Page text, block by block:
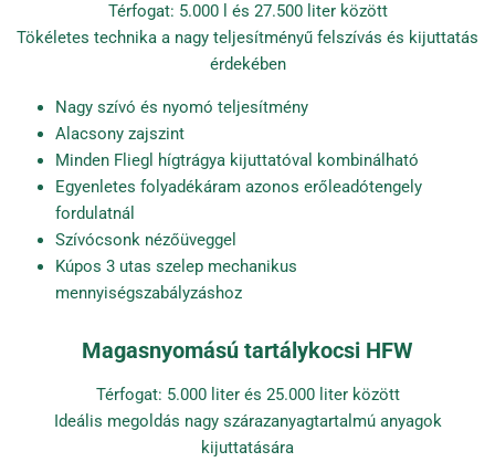
Térfogat: 5.000 l és 27.500 liter között
Tökéletes technika a nagy teljesítményű felszívás és kijuttatás
érdekében
Nagy szívó és nyomó teljesítmény
Alacsony zajszint
Minden Fliegl hígtrágya kijuttatóval kombinálható
Egyenletes folyadékáram azonos erőleadótengely
fordulatnál
Szívócsonk nézőüveggel
Kúpos 3 utas szelep mechanikus
mennyiségszabályzáshoz
Magasnyomású tartálykocsi HFW
Térfogat: 5.000 liter és 25.000 liter között
Ideális megoldás nagy szárazanyagtartalmú anyagok
kijuttatására